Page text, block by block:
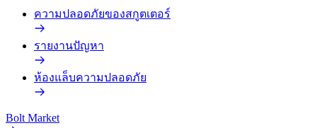
ความปลอดภัยของสกูตเตอร์
รายงานปัญหา
ห้องแล็บความปลอดภัย
Bolt Market